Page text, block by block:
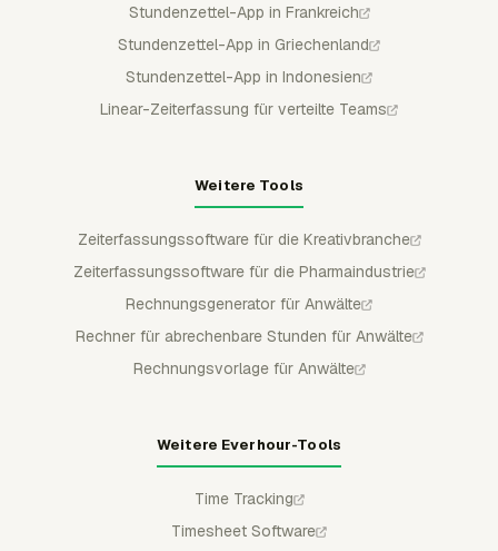
Stundenzettel-App in Frankreich
Stundenzettel-App in Griechenland
Stundenzettel-App in Indonesien
Linear-Zeiterfassung für verteilte Teams
Weitere Tools
Zeiterfassungssoftware für die Kreativbranche
Zeiterfassungssoftware für die Pharmaindustrie
Rechnungsgenerator für Anwälte
Rechner für abrechenbare Stunden für Anwälte
Rechnungsvorlage für Anwälte
Weitere Everhour-Tools
Time Tracking
Timesheet Software